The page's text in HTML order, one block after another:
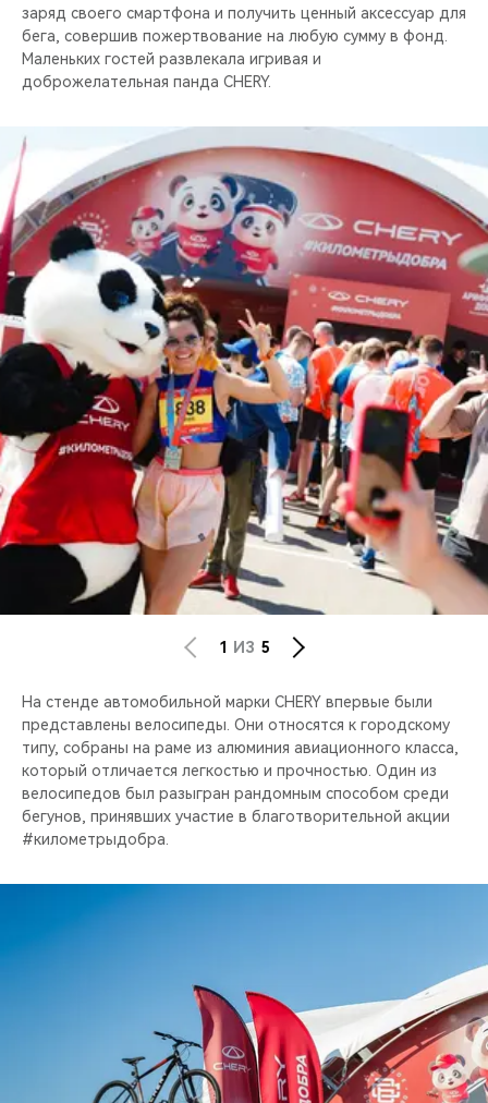
заряд своего смартфона и получить ценный аксессуар для
бега, совершив пожертвование на любую сумму в фонд.
Маленьких гостей развлекала игривая и
доброжелательная панда CHERY.
1 ИЗ 5
На стенде автомобильной марки CHERY впервые были
представлены велосипеды. Они относятся к городскому
типу, собраны на раме из алюминия авиационного класса,
который отличается легкостью и прочностью. Один из
велосипедов был разыгран рандомным способом среди
бегунов, принявших участие в благотворительной акции
#километрыдобра.